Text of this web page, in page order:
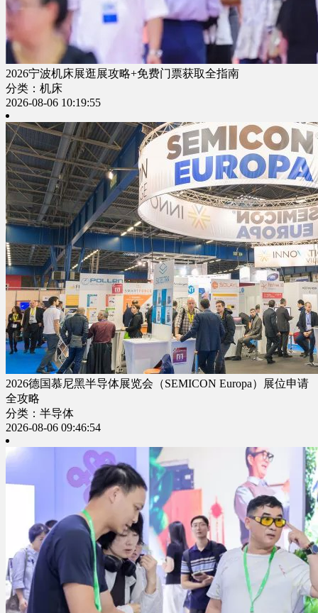
2026宁波机床展逛展攻略+免费门票获取全指南
分类：机床
2026-08-06 10:19:55
2026德国慕尼黑半导体展览会（SEMICON Europa）展位申请
全攻略
分类：半导体
2026-08-06 09:46:54